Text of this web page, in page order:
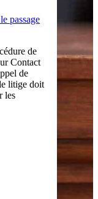
passage
de
Contact
de
litige doit
les